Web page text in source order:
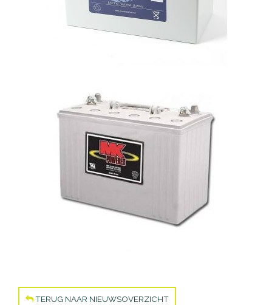
TERUG NAAR NIEUWSOVERZICHT